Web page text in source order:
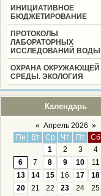
ИНИЦИАТИВНОЕ
БЮДЖЕТИРОВАНИЕ
ПРОТОКОЛЫ
ЛАБОРАТОРНЫХ
ИССЛЕДОВАНИЙ ВОДЫ
ОХРАНА ОКРУЖАЮЩЕЙ
СРЕДЫ. ЭКОЛОГИЯ
Календарь
« Апрель 2026 »
Пн
Вт Ср Чт Пт Сб
1
2 3 4
6
7 8 9 10 11
13
14 15 16 17 18
20
21 22 23 24 25